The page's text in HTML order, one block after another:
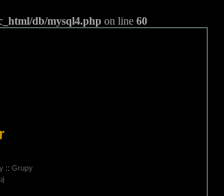
db/mysql4.php on line 60
:: Grupy